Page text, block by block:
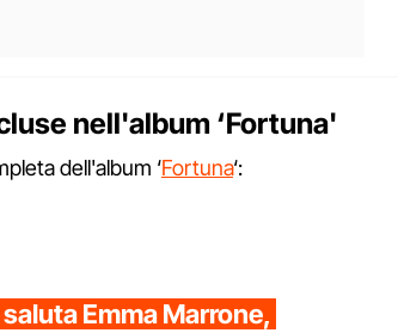
nell'album ‘Fortuna'
dell'album ‘Fortuna‘:
Emma Marrone,